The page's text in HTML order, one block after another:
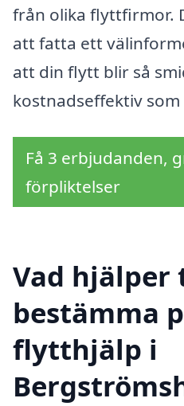
från olika flyttfirmor.
att fatta ett
att din flytt blir så
kostnadseffektiv
Få 3 erbjudanden,
förpliktelser
Vad
bestämma
flytthjälp i